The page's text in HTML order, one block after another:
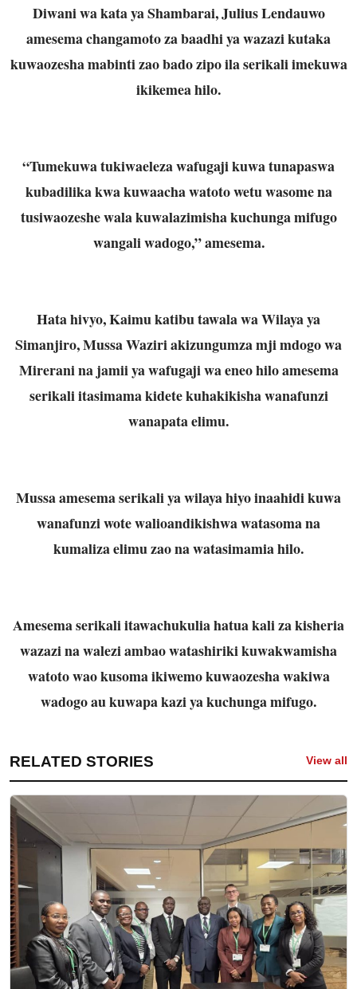
Diwani wa kata ya Shambarai, Julius Lendauwo
amesema changamoto za baadhi ya wazazi kutaka
kuwaozesha mabinti zao bado zipo ila serikali imekuwa
ikikemea hilo.
“Tumekuwa tukiwaeleza wafugaji kuwa tunapaswa
kubadilika kwa kuwaacha watoto wetu wasome na
tusiwaozeshe wala kuwalazimisha kuchunga mifugo
wangali wadogo,” amesema.
Hata hivyo, Kaimu katibu tawala wa Wilaya ya
Simanjiro, Mussa Waziri akizungumza mji mdogo wa
Mirerani na jamii ya wafugaji wa eneo hilo amesema
serikali itasimama kidete kuhakikisha wanafunzi
wanapata elimu.
Mussa amesema serikali ya wilaya hiyo inaahidi kuwa
wanafunzi wote walioandikishwa watasoma na
kumaliza elimu zao na watasimamia hilo.
Amesema serikali itawachukulia hatua kali za kisheria
wazazi na walezi ambao watashiriki kuwakwamisha
watoto wao kusoma ikiwemo kuwaozesha wakiwa
wadogo au kuwapa kazi ya kuchunga mifugo.
RELATED STORIES View all